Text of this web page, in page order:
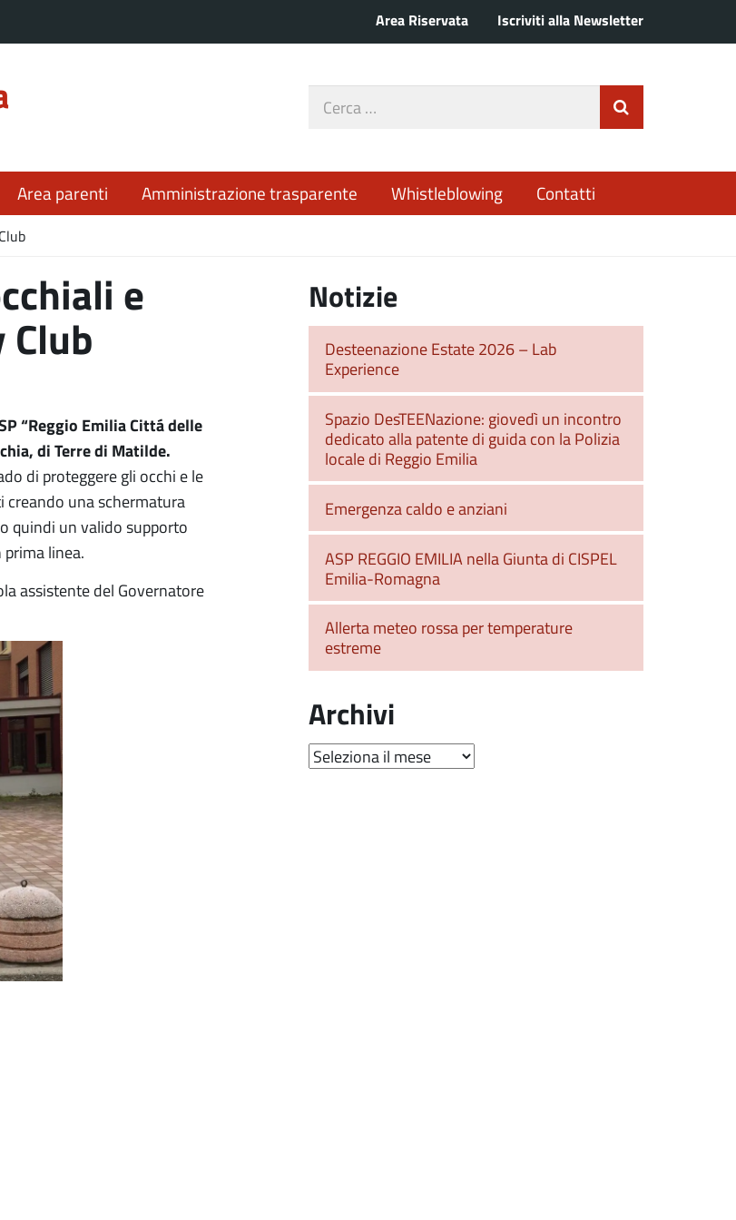
Area Riservata Iscriviti alla Newsletter
Cerca
Area parenti Amministrazione trasparente Whistleblowing Contatti
e
“Reggio Emilia Cittá delle
di Terre di Matilde.
di proteggere gli occhi e le
creando una schermatura
quindi un valido supporto
linea.
assistente del Governatore
Notizie
Desteenazione Estate 2026 – Lab
Experience
Spazio DesTEENazione: giovedì un incontro
dedicato alla patente di guida con la Polizia
locale di Reggio Emilia
Emergenza caldo e anziani
ASP REGGIO EMILIA nella Giunta di CISPEL
Emilia-Romagna
Allerta meteo rossa per temperature
estreme
Archivi
Archivi